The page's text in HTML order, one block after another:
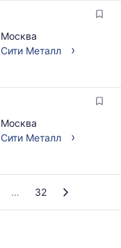
Москва
Сити Металл
›
Москва
Сити Металл
›
32